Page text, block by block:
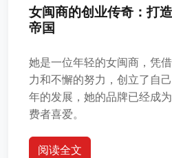
女闽商的创业传奇：打
帝国
她是一位年轻的女闽商，凭
力和不懈的努力，创立了自
年的发展，她的品牌已经成
费者喜爱。
阅读全文